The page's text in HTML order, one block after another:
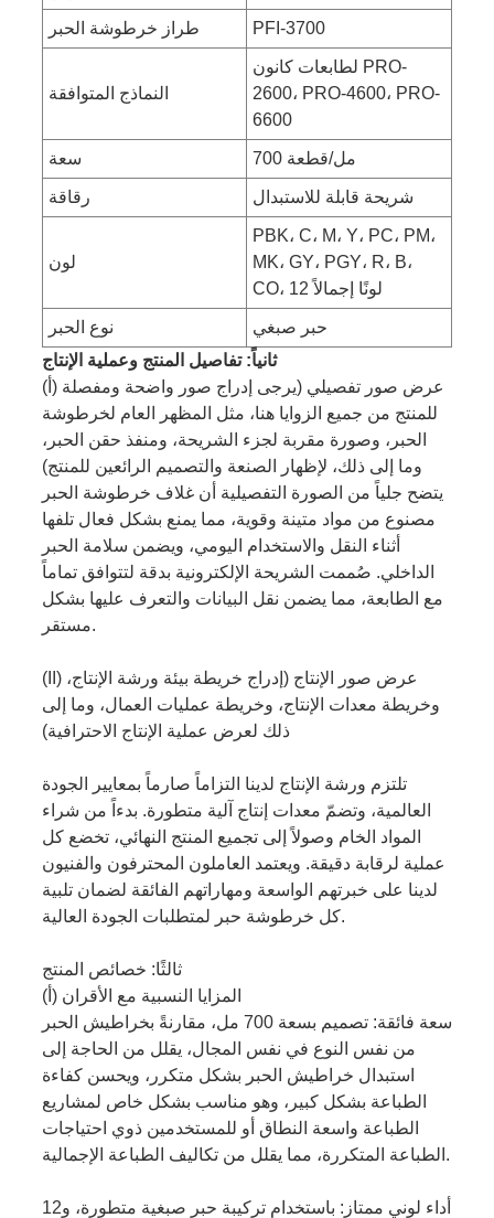
طراز خرطوشة الحبر PFI-3700
النماذج المتوافقة
لطابعات كانون PRO-
2600، PRO-4600، PRO-
6600
سعة 700 مل/قطعة
رقاقة شريحة قابلة للاستبدال
لون
PBK، C، M، Y، PC، PM،
MK، GY، PGY، R، B،
CO، 12 لونًا إجمالاً
نوع الحبر
حبر صبغي
ثانياً: تفاصيل المنتج وعملية الإنتاج
(أ) عرض صور تفصيلي (يرجى إدراج صور واضحة ومفصلة
للمنتج من جميع الزوايا هنا، مثل المظهر العام لخرطوشة
الحبر، وصورة مقربة لجزء الشريحة، ومنفذ حقن الحبر،
وما إلى ذلك، لإظهار الصنعة والتصميم الرائعين للمنتج)
يتضح جلياً من الصورة التفصيلية أن غلاف خرطوشة الحبر
مصنوع من مواد متينة وقوية، مما يمنع بشكل فعال تلفها
أثناء النقل والاستخدام اليومي، ويضمن سلامة الحبر
الداخلي. صُممت الشريحة الإلكترونية بدقة لتتوافق تماماً
مع الطابعة، مما يضمن نقل البيانات والتعرف عليها بشكل
مستقر.
(II) عرض صور الإنتاج (إدراج خريطة بيئة ورشة الإنتاج،
وخريطة معدات الإنتاج، وخريطة عمليات العمال، وما إلى
ذلك لعرض عملية الإنتاج الاحترافية)
تلتزم ورشة الإنتاج لدينا التزاماً صارماً بمعايير الجودة
العالمية، وتضمّ معدات إنتاج آلية متطورة. بدءاً من شراء
المواد الخام وصولاً إلى تجميع المنتج النهائي، تخضع كل
عملية لرقابة دقيقة. ويعتمد العاملون المحترفون والفنيون
لدينا على خبرتهم الواسعة ومهاراتهم الفائقة لضمان تلبية
كل خرطوشة حبر لمتطلبات الجودة العالية.
ثالثًا: خصائص المنتج
(أ) المزايا النسبية مع الأقران
سعة فائقة: تصميم بسعة 700 مل، مقارنةً بخراطيش الحبر
من نفس النوع في نفس المجال، يقلل من الحاجة إلى
استبدال خراطيش الحبر بشكل متكرر، ويحسن كفاءة
الطباعة بشكل كبير، وهو مناسب بشكل خاص لمشاريع
الطباعة واسعة النطاق أو للمستخدمين ذوي احتياجات
الطباعة المتكررة، مما يقلل من تكاليف الطباعة الإجمالية.
أداء لوني ممتاز: باستخدام تركيبة حبر صبغية متطورة، و12